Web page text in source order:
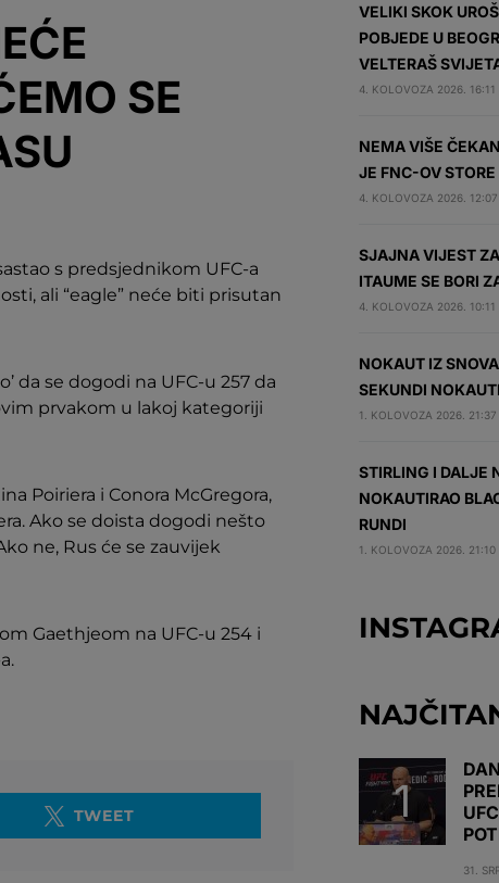
SE
s predsjednikom UFC-a
ali “eagle” neće biti prisutan
da se dogodi na UFC-u 257 da
prvakom u lakoj kategoriji
Poiriera i Conora McGregora,
Ako se doista dogodi nešto
ne, Rus će se zauvijek
Gaethjeom na UFC-u 254 i
TWEET
VELIKI SKOK
POBJEDE U
VELTERAŠ
4. KOLOVOZA 2026. 16:11
NEMA VIŠE
JE FNC-OV STORE
4. KOLOVOZA 2026. 12:07
SJAJNA VIJEST
ITAUME SE BORI
4. KOLOVOZA 2026. 10:11
NOKAUT IZ
SEKUNDI
1. KOLOVOZA 2026. 21:37
STIRLING I DALJE
NOKAUTIRAO
RUNDI
1. KOLOVOZA 2026. 21:10
31.